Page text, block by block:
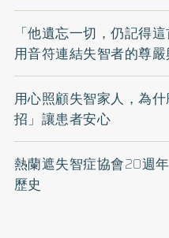
「他遺忘一切，仍記得
用音符連結失智者的尊
用心照顧失智家人，為
招」讓患者安心
熱蘭遮失智症協會20週
歷史